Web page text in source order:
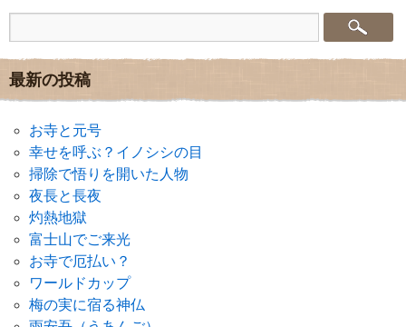
最新の投稿
お寺と元号
幸せを呼ぶ？イノシシの目
掃除で悟りを開いた人物
夜長と長夜
灼熱地獄
富士山でご来光
お寺で厄払い？
ワールドカップ
梅の実に宿る神仏